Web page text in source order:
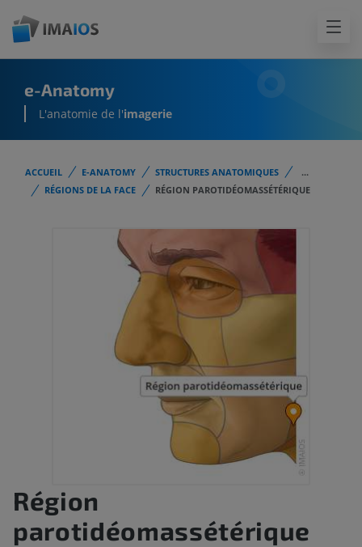
e-Anatomy
L'anatomie de l'imagerie
ACCUEIL E-ANATOMY STRUCTURES ANATOMIQUES
...
RÉGIONS DE LA FACE
RÉGION PAROTIDÉOMASSÉTÉRIQUE
Région
parotidéomassétérique